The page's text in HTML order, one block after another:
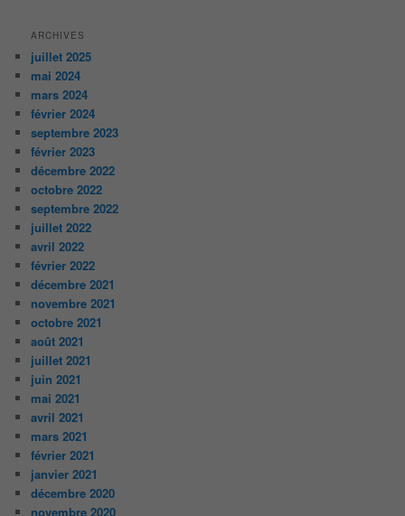
ARCHIVES
juillet 2025
mai 2024
mars 2024
février 2024
septembre 2023
février 2023
décembre 2022
octobre 2022
septembre 2022
juillet 2022
avril 2022
février 2022
décembre 2021
novembre 2021
octobre 2021
août 2021
juillet 2021
juin 2021
mai 2021
avril 2021
mars 2021
février 2021
janvier 2021
décembre 2020
novembre 2020